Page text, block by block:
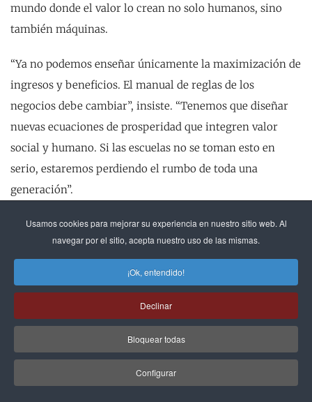
Usamos cookies para mejorar su experiencia en nuestro sitio web. Al
navegar por el sitio, acepta nuestro uso de las mismas.
¡Ok, entendido!
Declinar
Bloquear todas
Configurar
mundo donde el valor lo crean no solo humanos, sino
también máquinas.
“Ya no podemos enseñar únicamente la maximización de
ingresos y beneficios. El manual de reglas de los
negocios debe cambiar”, insiste. “Tenemos que diseñar
nuevas ecuaciones de prosperidad que integren valor
social y humano. Si las escuelas no se toman esto en
serio, estaremos perdiendo el rumbo de toda una
generación”.
Tenemos que diseñar nuevas ecuaciones de
prosperidad que integren valor social y
humano. Si las escuelas no se toman esto en
serio, estaremos perdiendo el rumbo de toda
una generación
Para los profesionales jóvenes más ansiosos por construir
carreras en la intersección entre tecnología, ética y
negocio, su consejo es simple pero exigente: "alinea
pasión con propósito, aprende sin descanso y cultiva la